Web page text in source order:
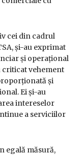
cei din cadrul
și-au exprimat
și operațional
criticat vehement
și
Ei și-au
intereselor
a serviciilor
egală măsură,